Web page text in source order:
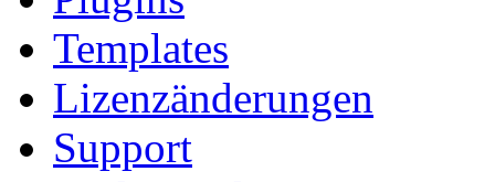
Templates
Lizenzänderungen
Support